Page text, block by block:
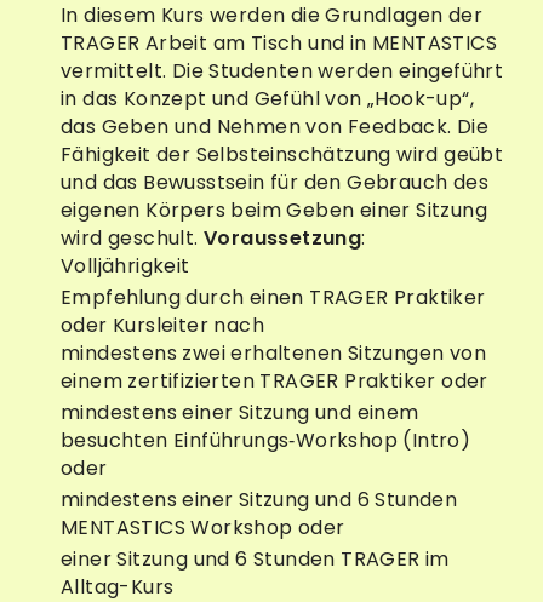
In diesem Kurs werden die Grundlagen der
TRAGER Arbeit am Tisch und in MENTASTICS
vermittelt. Die Studenten werden eingeführt
in das Konzept und Gefühl von „Hook-up“,
das Geben und Nehmen von Feedback. Die
Fähigkeit der Selbsteinschätzung wird geübt
und das Bewusstsein für den Gebrauch des
eigenen Körpers beim Geben einer Sitzung
wird geschult.Voraussetzung:
Volljährigkeit
Empfehlung durch einen TRAGER Praktiker
oder Kursleiter nach
mindestens zwei erhaltenen Sitzungen von
einem zertifizierten TRAGER Praktiker oder
mindestens einer Sitzung und einem
besuchten Einführungs‐Workshop (Intro)
oder
mindestens einer Sitzung und 6 Stunden
MENTASTICS Workshop oder
einer Sitzung und 6 Stunden TRAGER im
Alltag-Kurs